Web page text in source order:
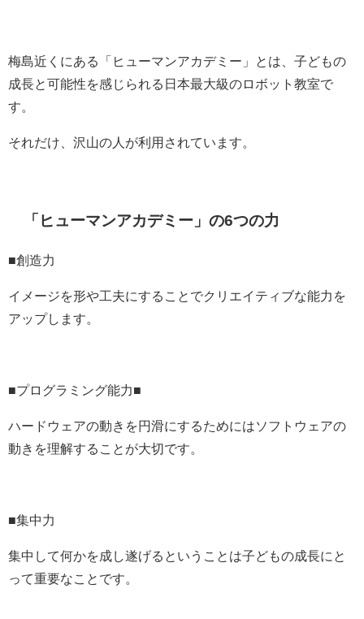
梅島近くにある「ヒューマンアカデミー」とは、子どもの
成長と可能性を感じられる日本最大級のロボット教室で
す。
それだけ、沢山の人が利用されています。
「ヒューマンアカデミー」の6つの力
■創造力
イメージを形や工夫にすることでクリエイティブな能力を
アップします。
■プログラミング能力■
ハードウェアの動きを円滑にするためにはソフトウェアの
動きを理解することが大切です。
■集中力
集中して何かを成し遂げるということは子どもの成長にと
って重要なことです。